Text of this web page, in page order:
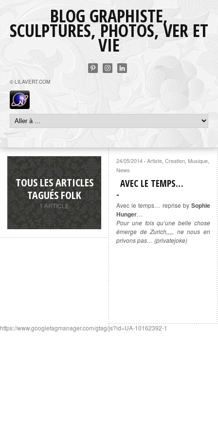
BLOG GRAPHISTE,
SCULPTURES, PHOTOS, VER ET
VIE
© LILAVERT.COM
TOUS LES ARTICLES
TAGUÉS FOLK
1 ARTICLE
24/05/2014 · Artiste, Creation, Musique,
News
AVEC LE TEMPS…
Avec le temps… reprise by Sophie
Hunger…
Pour une fois qu’une belle chose
émerge de Zurich,,,,, ne nous en
privons pas… (privatejoke)
https://www.googletagmanager.com/gtag/js?id=UA-10162392-1